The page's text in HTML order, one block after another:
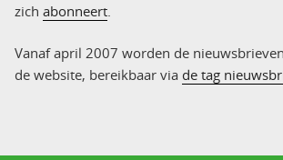
zich abonneert
Vanaf april 2007 worden de
de website, bereikbaar via de tag